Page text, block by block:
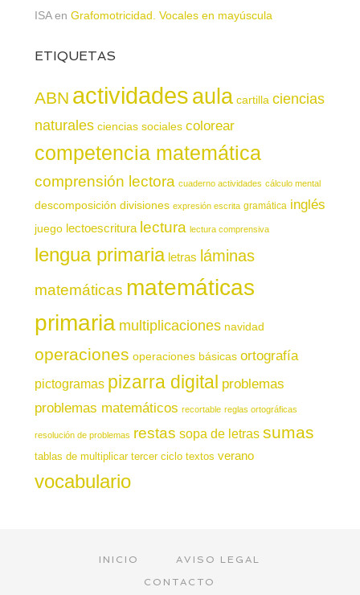
ISAen Grafomotricidad. Vocales en mayúscula
ETIQUETAS
ABN actividadesaula cartilla ciencias
naturales ciencias sociales colorear
competencia matemática
comprensión lectora cuaderno actividades cálculo mental
descomposición divisiones expresión escrita gramática inglés
juego lectoescritura lectura lectura comprensiva
lengua primaria letras láminas
matemáticas matemáticas
primaria multiplicaciones navidad
operaciones operaciones básicas ortografía
pictogramas pizarra digital problemas
problemas matemáticos recortable reglas ortográficas
resolución de problemas restas sopa de letras sumas
tablas de multiplicar tercer ciclo textos verano
vocabulario
INICIO
AVISO LEGAL
CONTACTO